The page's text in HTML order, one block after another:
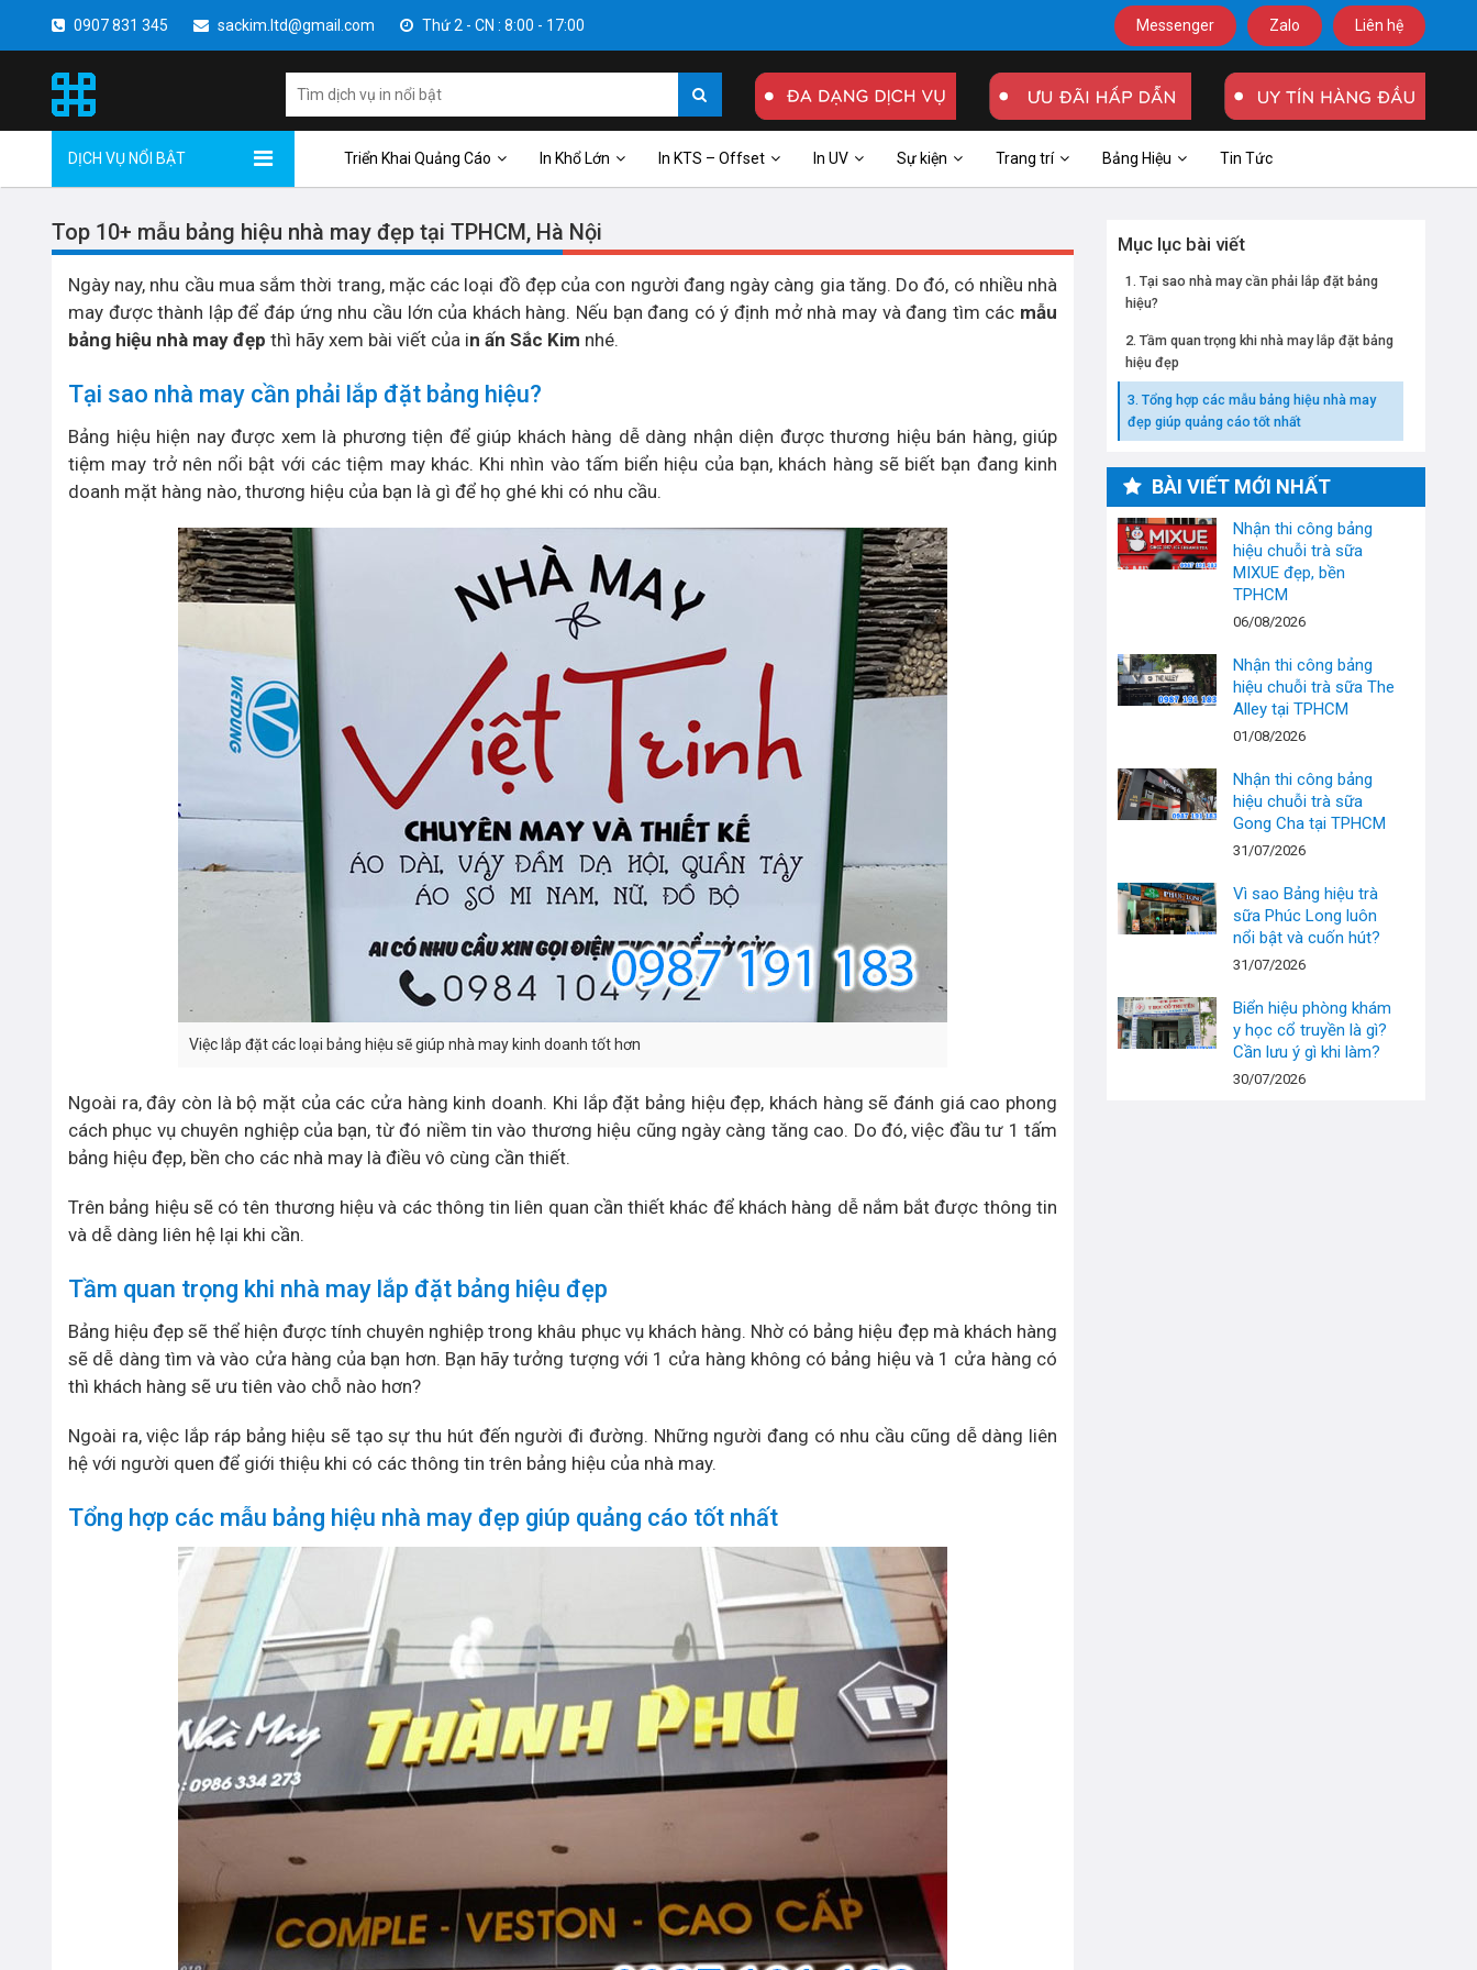
0907 831 345 sackim.ltd@gmail.com Thứ 2 - CN : 8:00 - 17:00 Messenger Zalo Liên hệ
DỊCH VỤ NỔI BẬT Triển Khai Quảng Cáo In Khổ Lớn In KTS – Offset In UV Sự kiện Trang trí Bảng Hiệu Tin Tức
Top 10+ mẫu bảng hiệu nhà may đẹp tại TPHCM, Hà Nội
Ngày nay, nhu cầu mua sắm thời trang, mặc các loại đồ đẹp của con người đang ngày càng gia tăng. Do đó, có nhiều nhà
may được thành lập để đáp ứng nhu cầu lớn của khách hàng. Nếu bạn đang có ý định mở nhà may và đang tìm các mẫu
bảng hiệu nhà may đẹp thì hãy xem bài viết của in ấn Sắc Kim nhé.
Tại sao nhà may cần phải lắp đặt bảng hiệu?
Bảng hiệu hiện nay được xem là phương tiện để giúp khách hàng dễ dàng nhận diện được thương hiệu bán hàng, giúp
tiệm may trở nên nổi bật với các tiệm may khác. Khi nhìn vào tấm biển hiệu của bạn, khách hàng sẽ biết bạn đang kinh
doanh mặt hàng nào, thương hiệu của bạn là gì để họ ghé khi có nhu cầu.
Việc lắp đặt các loại bảng hiệu sẽ giúp nhà may kinh doanh tốt hơn
Ngoài ra, đây còn là bộ mặt của các cửa hàng kinh doanh. Khi lắp đặt bảng hiệu đẹp, khách hàng sẽ đánh giá cao phong
cách phục vụ chuyên nghiệp của bạn, từ đó niềm tin vào thương hiệu cũng ngày càng tăng cao. Do đó, việc đầu tư 1 tấm
bảng hiệu đẹp, bền cho các nhà may là điều vô cùng cần thiết.
Trên bảng hiệu sẽ có tên thương hiệu và các thông tin liên quan cần thiết khác để khách hàng dễ nắm bắt được thông tin
và dễ dàng liên hệ lại khi cần.
Tầm quan trọng khi nhà may lắp đặt bảng hiệu đẹp
Bảng hiệu đẹp sẽ thể hiện được tính chuyên nghiệp trong khâu phục vụ khách hàng. Nhờ có bảng hiệu đẹp mà khách hàng
sẽ dễ dàng tìm và vào cửa hàng của bạn hơn. Bạn hãy tưởng tượng với 1 cửa hàng không có bảng hiệu và 1 cửa hàng có
thì khách hàng sẽ ưu tiên vào chỗ nào hơn?
Ngoài ra, việc lắp ráp bảng hiệu sẽ tạo sự thu hút đến người đi đường. Những người đang có nhu cầu cũng dễ dàng liên
hệ với người quen để giới thiệu khi có các thông tin trên bảng hiệu của nhà may.
Tổng hợp các mẫu bảng hiệu nhà may đẹp giúp quảng cáo tốt nhất
Mục lục bài viết
Tại sao nhà may cần phải lắp đặt bảng
hiệu?
Tầm quan trọng khi nhà may lắp đặt bảng
hiệu đẹp
Tổng hợp các mẫu bảng hiệu nhà may
đẹp giúp quảng cáo tốt nhất
BÀI VIẾT MỚI NHẤT
Nhận thi công bảng
hiệu chuỗi trà sữa
MIXUE đẹp, bền
TPHCM
06/08/2026
Nhận thi công bảng
hiệu chuỗi trà sữa The
Alley tại TPHCM
01/08/2026
Nhận thi công bảng
hiệu chuỗi trà sữa
Gong Cha tại TPHCM
31/07/2026
Vì sao Bảng hiệu trà
sữa Phúc Long luôn
nổi bật và cuốn hút?
31/07/2026
Biển hiệu phòng khám
y học cổ truyền là gì?
Cần lưu ý gì khi làm?
30/07/2026